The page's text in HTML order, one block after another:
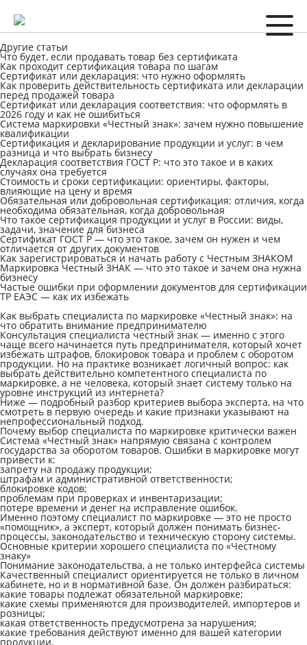
Другие статьи
Что будет, если продавать товар без сертификата
Как проходит сертификация товара по шагам
Сертификат или декларация: что нужно оформлять
Как проверить действительность сертификата или декларации
перед продажей товара
Сертификат или декларация соответствия: что оформлять в
2026 году и как не ошибиться
Система маркировки «Честный знак»: зачем нужно повышение
квалификации
Сертификация и декларирование продукции и услуг: в чем
разница и что выбрать бизнесу
Декларация соответствия ГОСТ Р: что это такое и в каких
случаях она требуется
Стоимость и сроки сертификации: ориентиры, факторы,
влияющие на цену и время
Обязательная или добровольная сертификация: отличия, когда
необходима обязательная, когда добровольная
Что такое сертификация продукции и услуг в России: виды,
задачи, значение для бизнеса
Сертификат ГОСТ Р — что это такое, зачем он нужен и чем
отличается от других документов
Как зарегистрироваться и начать работу с Честным ЗНАКОМ
Маркировка Честный ЗНАК — что это такое и зачем она нужна
бизнесу
Частые ошибки при оформлении документов для сертификации
ТР ЕАЭС — как их избежать
Как выбрать специалиста по маркировке «Честный знак»: на
что обратить внимание предпринимателю
Консультация специалиста честный знак — именно с этого
чаще всего начинается путь предпринимателя, который хочет
избежать штрафов, блокировок товара и проблем с оборотом
продукции. Но на практике возникает логичный вопрос: как
выбрать действительно компетентного специалиста по
маркировке, а не человека, который знает систему только на
уровне инструкций из интернета?
Ниже — подробный разбор критериев выбора эксперта, на что
смотреть в первую очередь и какие признаки указывают на
непрофессиональный подход.
Почему выбор специалиста по маркировке критически важен
Система «Честный знак» напрямую связана с контролем
государства за оборотом товаров. Ошибки в маркировке могут
привести к:
запрету на продажу продукции;
штрафам и административной ответственности;
блокировке кодов;
проблемам при проверках и инвентаризации;
потере времени и денег на исправление ошибок.
Именно поэтому специалист по маркировке — это не просто
«помощник», а эксперт, который должен понимать бизнес-
процессы, законодательство и техническую сторону системы.
Основные критерии хорошего специалиста по «Честному
знаку»
Понимание законодательства, а не только интерфейса системы
Качественный специалист ориентируется не только в личном
кабинете, но и в нормативной базе. Он должен разбираться:
какие товары подлежат обязательной маркировке;
какие схемы применяются для производителей, импортеров и
розницы;
какая ответственность предусмотрена за нарушения;
какие требования действуют именно для вашей категории
продукции.